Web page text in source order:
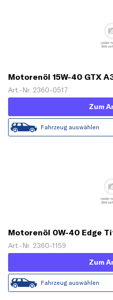
Motorenöl 15W-40 GTX
Art.-Nr. 2360-0517
Zum
Fahrzeug auswählen
Motorenöl 0W-40 Edge
Art.-Nr. 2360-1159
Zum
Fahrzeug auswählen